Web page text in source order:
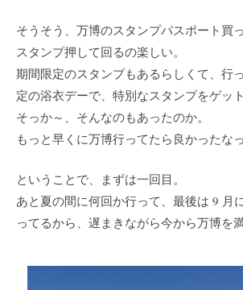
そうそう、万博のスタンプパスポート買
スタンプ押して回るの楽しい。
期間限定のスタンプもあるらしくて、行
定の浴衣デーで、特別なスタンプをゲット
そっか～、そんなのもあったのか。
もっと早くに万博行ってたら良かったな
ということで、まずは一回目。
あと夏の間に何回か行って、最後は 9 月
ってるから、遅まきながら今から万博を